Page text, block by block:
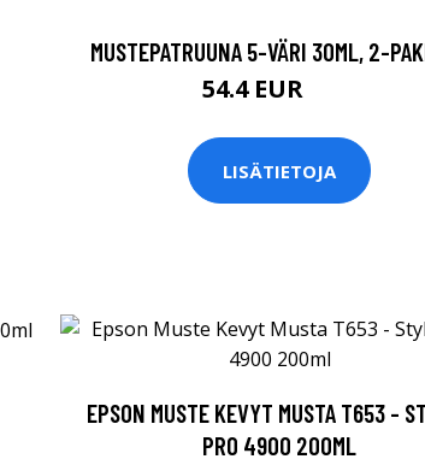
MUSTEPATRUUNA 5-VÄRI 30ML, 2-
54.4 EUR
LISÄTIETOJA
EPSON MUSTE KEVYT MUSTA T653 -
PRO 4900 200ML